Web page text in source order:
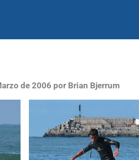
de 2006 por Brian Bjerrum